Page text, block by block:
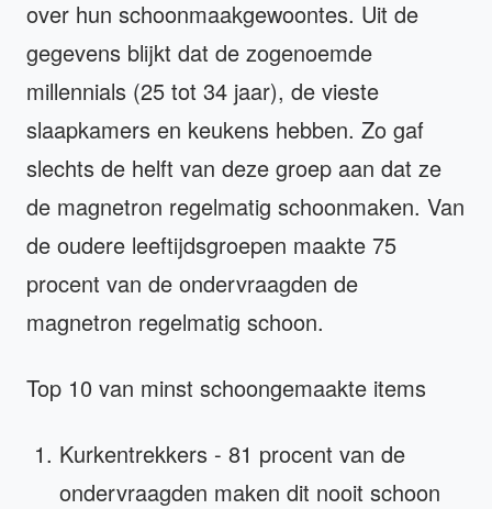
over hun schoonmaakgewoontes. Uit de
gegevens blijkt dat de zogenoemde
millennials (25 tot 34 jaar), de vieste
slaapkamers en keukens hebben. Zo gaf
slechts de helft van deze groep aan dat ze
de magnetron regelmatig schoonmaken. Van
de oudere leeftijdsgroepen maakte 75
procent van de ondervraagden de
magnetron regelmatig schoon.
Top 10 van minst schoongemaakte items
Kurkentrekkers - 81 procent van de
ondervraagden maken dit nooit schoon